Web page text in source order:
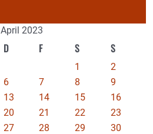
April 2023
D F S S
1
2
6 7 8
9
13 14 15
16
20 21 22
23
27 28 29
30